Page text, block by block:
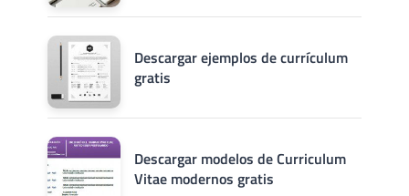
Descargar ejemplos de currículum
gratis
Descargar modelos de Curriculum
Vitae modernos gratis